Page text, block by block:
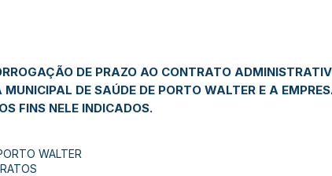
DE PRAZO AO CONTRATO
DE SAÚDE DE PORTO WALTER E A
FINS NELE INDICADOS.
WALTER